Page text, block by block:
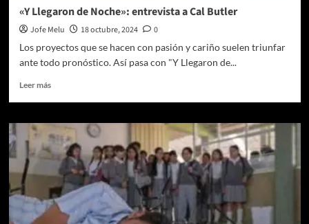
«Y Llegaron de Noche»: entrevista a Cal Butler
Jofe Melu 18 octubre, 2024
0
Los proyectos que se hacen con pasión y cariño suelen triunfar
ante todo pronóstico. Así pasa con "Y Llegaron de...
Leer másLeer
«Y
Llegaron
de
Noche»:
entrevista
a
Cal
Butler